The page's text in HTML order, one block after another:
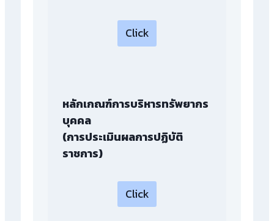
Click
หลักเกณฑ์การบริหารทรัพยากร
บุคคล
(การประเมินผลการปฏิบัติ
ราชการ)
Click